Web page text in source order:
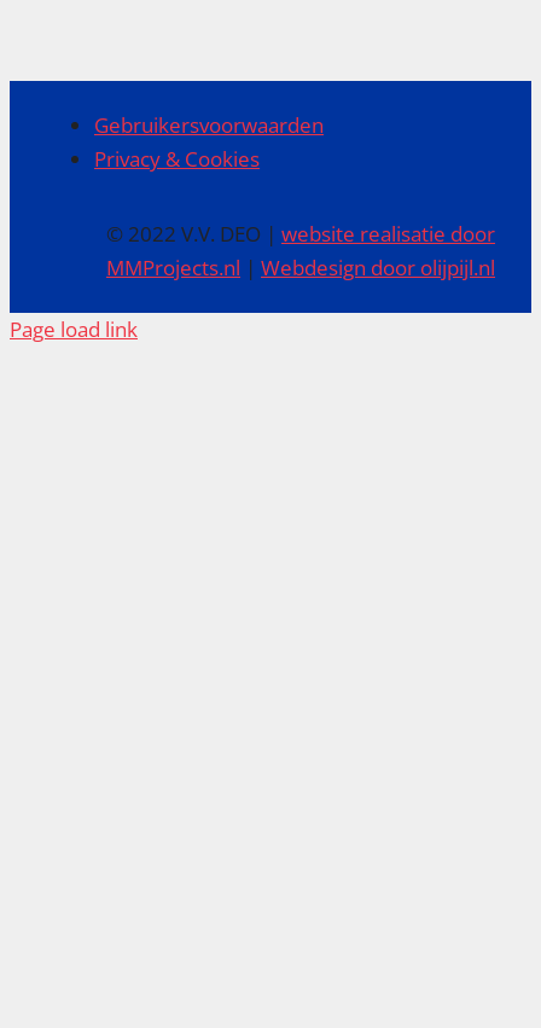
Gebruikersvoorwaarden
Privacy & Cookies
© 2022 V.V. DEO |website realisatie door
MMProjects.nl |Webdesign door olijpijl.nl
Page load link